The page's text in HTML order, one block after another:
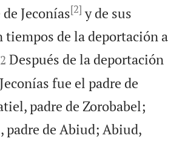
Jeconías[2] y de sus
tiempos de la deportación a
Después de la deportación
fue el padre de
padre de Zorobabel;
padre de Abiud; Abiud,